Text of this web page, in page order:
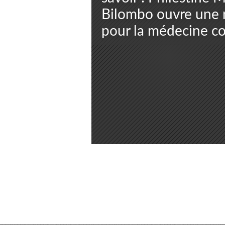
Bilombo ouvre une
pour la médecine